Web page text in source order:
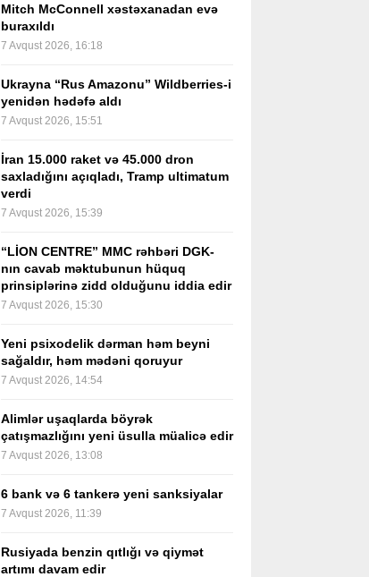
Mitch McConnell xəstəxanadan evə
buraxıldı
7 Avqust 2026, 16:18
Ukrayna “Rus Amazonu” Wildberries-i
yenidən hədəfə aldı
7 Avqust 2026, 15:51
İran 15.000 raket və 45.000 dron
saxladığını açıqladı, Tramp ultimatum
verdi
7 Avqust 2026, 15:39
“LİON CENTRE” MMC rəhbəri DGK-
nın cavab məktubunun hüquq
prinsiplərinə zidd olduğunu iddia edir
7 Avqust 2026, 15:30
Yeni psixodelik dərman həm beyni
sağaldır, həm mədəni qoruyur
7 Avqust 2026, 14:54
Alimlər uşaqlarda böyrək
çatışmazlığını yeni üsulla müalicə edir
7 Avqust 2026, 13:08
6 bank və 6 tankerə yeni sanksiyalar
7 Avqust 2026, 11:39
Rusiyada benzin qıtlığı və qiymət
artımı davam edir